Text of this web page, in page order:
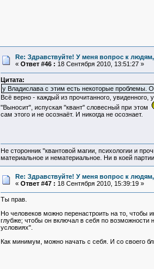
Re: Здравствуйте! У меня вопрос к
« Ответ #46 : 18 Сентября 2010, 13:51:27 »
Цитата:
у Владислава с этим есть некоторые проблемы.
Всё верно - каждый из прочитанного,
"Выносит", испуская "квант" словесный при этом
сам этого и не осознаёт. И никогда не осознает.
Не сторонник "квантовой магии, психологии и
материальное и нематериальное. Ни в коей
Re: Здравствуйте! У меня вопрос к
« Ответ #47 : 18 Сентября 2010, 15:39:19 »
Ты прав.
Но человеков можно перенастроить на то,
глубже; чтобы он включал в себя по
условиях".
Как минимум, можно начать с себя. И со своего